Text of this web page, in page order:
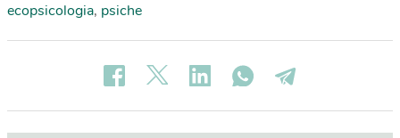
ecopsicologia, psiche